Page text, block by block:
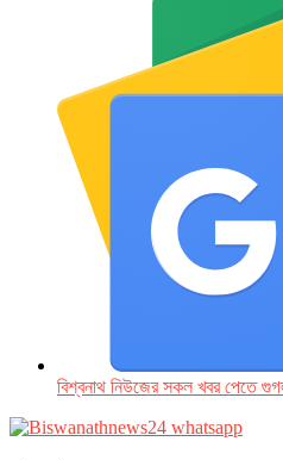
বিশ্বনাথ নিউজের সকল খবর পেতে